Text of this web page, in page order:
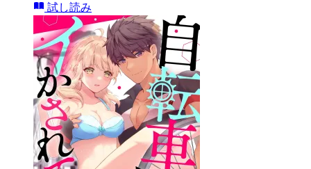
試し読み